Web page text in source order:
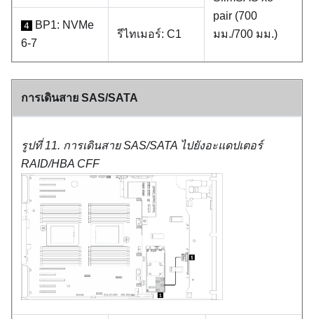
pair (700
มม./700 มม.)
4
BP1: NVMe
6-7
รีไทเมอร์: C1
การเดินสาย SAS/SATA
รูปที่ 11. การเดินสาย SAS/SATA ไปยังอะแดปเตอร์
RAID/HBA CFF